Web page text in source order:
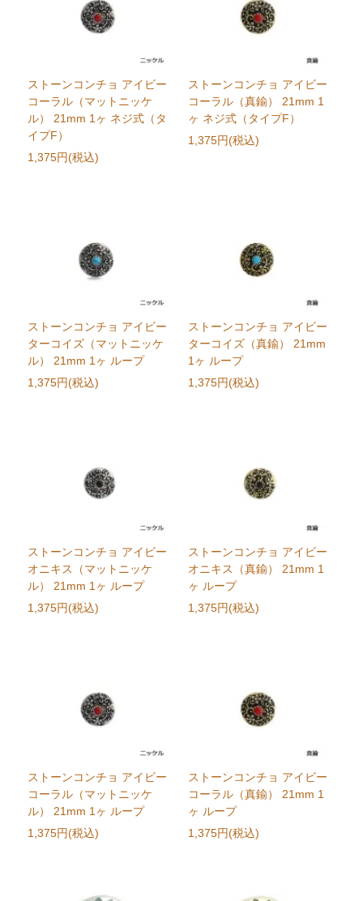
ストーンコンチョ アイビー
コーラル（マットニッケ
ル） 21mm 1ヶ ネジ式（タ
イプF）
1,375円(税込)
ストーンコンチョ アイビー
コーラル（真鍮） 21mm 1
ヶ ネジ式（タイプF）
1,375円(税込)
ストーンコンチョ アイビー
ターコイズ（マットニッケ
ル） 21mm 1ヶ ループ
1,375円(税込)
ストーンコンチョ アイビー
ターコイズ（真鍮） 21mm
1ヶ ループ
1,375円(税込)
ストーンコンチョ アイビー
オニキス（マットニッケ
ル） 21mm 1ヶ ループ
1,375円(税込)
ストーンコンチョ アイビー
オニキス（真鍮） 21mm 1
ヶ ループ
1,375円(税込)
ストーンコンチョ アイビー
コーラル（マットニッケ
ル） 21mm 1ヶ ループ
1,375円(税込)
ストーンコンチョ アイビー
コーラル（真鍮） 21mm 1
ヶ ループ
1,375円(税込)